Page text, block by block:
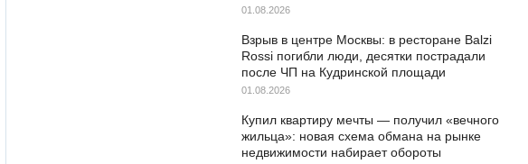
01.08.2026
Взрыв в центре Москвы: в ресторане Balzi
Rossi погибли люди, десятки пострадали
после ЧП на Кудринской площади
01.08.2026
Купил квартиру мечты — получил «вечного
жильца»: новая схема обмана на рынке
недвижимости набирает обороты